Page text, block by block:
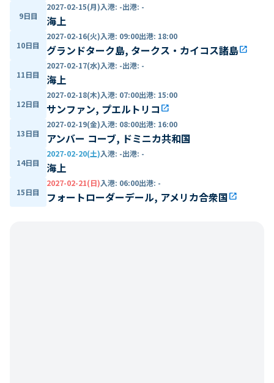
9日目
2027-02-15(月)入港: -出港: -
海上
10日目
2027-02-16(火)入港: 09:00出港: 18:00
グランドターク島, タークス・カイコス諸島open_in_new
11日目
2027-02-17(水)入港: -出港: -
海上
12日目
2027-02-18(木)入港: 07:00出港: 15:00
サンファン, プエルトリコ open_in_new
13日目
2027-02-19(金)入港: 08:00出港: 16:00
アンバー コーブ, ドミニカ共和国
14日目
2027-02-20(土)入港: -出港: -
海上
15日目
2027-02-21(日)入港: 06:00出港: -
フォートローダーデール, アメリカ合衆国open_in_new